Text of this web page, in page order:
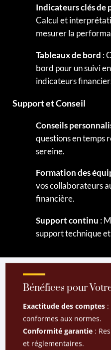
Indicateurs clés de
Calcul et
mesurer la
Tableaux de bord :
bord pour un suivi
indicateurs
Support et Conseil
Conseils
questions en temps
sereine.
Formation des
vos collaborateurs
financière.
Support continu :
support technique
Bénéfices pour
Exactitude des comptes
conformes aux normes.
Conformité garantie :
et réglementaires.